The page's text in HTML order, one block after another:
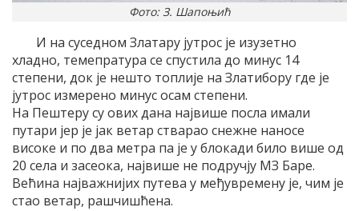
Фото: З. Шапоњић
И на суседном Златару јутрос је изузетно
хладно, темепратура се спустила до минус 14
степени, док је нешто топлије на Златибору где је
јутрос измерено минус осам степени.
На Пештеру су ових дана највише посла имали
путари јер је јак ветар стварао снежне наносе
високе и по два метра па је у блокади било више од
20 села и засеока, највише не подручју МЗ Баре.
Већина најважнијих путева у међувремену је, чим је
стао ветар, рашчишћена.